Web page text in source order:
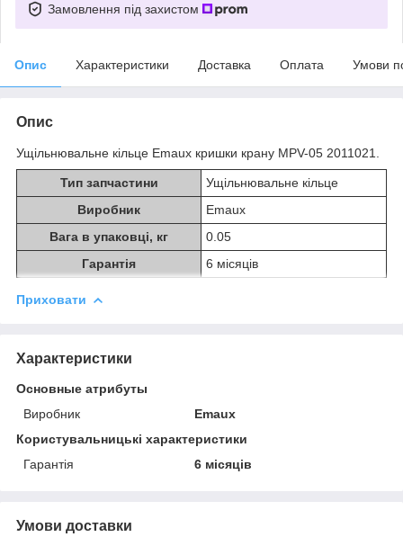
Замовлення під захистом
Опис Характеристики Доставка Оплата Умови
Опис
Ущільнювальне кільце Emaux кришки крану MPV-05 2011021.
Тип запчастини
Ущільнювальне кільце
Виробник
Emaux
Вага в упаковці, кг
0.05
Гарантія
6 місяців
Приховати
Характеристики
Основные атрибуты
Виробник
Emaux
Користувальницькі характеристики
Гарантія
6 місяців
Умови доставки